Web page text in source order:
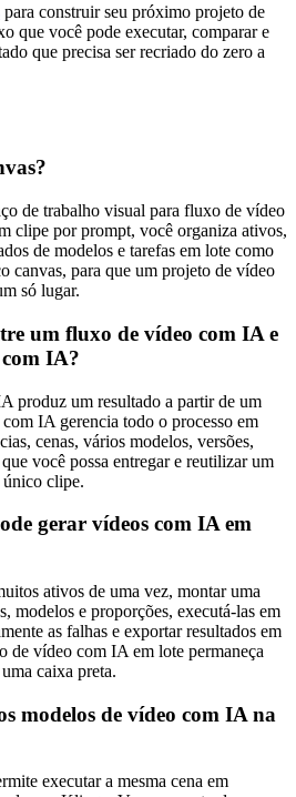
para construir seu próximo projeto de
que você pode executar, comparar e
que precisa ser recriado do zero a
de trabalho visual para fluxo de vídeo
clipe por prompt, você organiza ativos,
de modelos e tarefas em lote como
canvas, para que um projeto de vídeo
só lugar.
um fluxo de vídeo com IA e
IA?
produz um resultado a partir de um
IA gerencia todo o processo em
cenas, vários modelos, versões,
você possa entregar e reutilizar um
clipe.
gerar vídeos com IA em
ativos de uma vez, montar uma
modelos e proporções, executá-las em
as falhas e exportar resultados em
de vídeo com IA em lote permaneça
caixa preta.
modelos de vídeo com IA na
executar a mesma cena em